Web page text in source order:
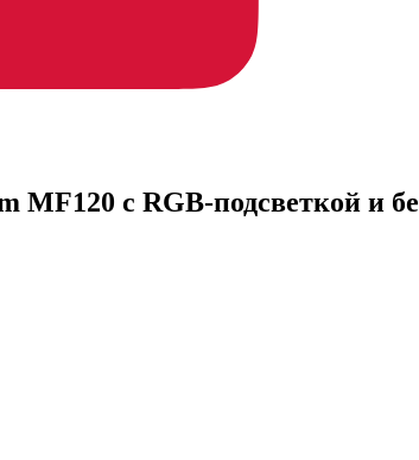
MF120 с RGB-подсветкой и